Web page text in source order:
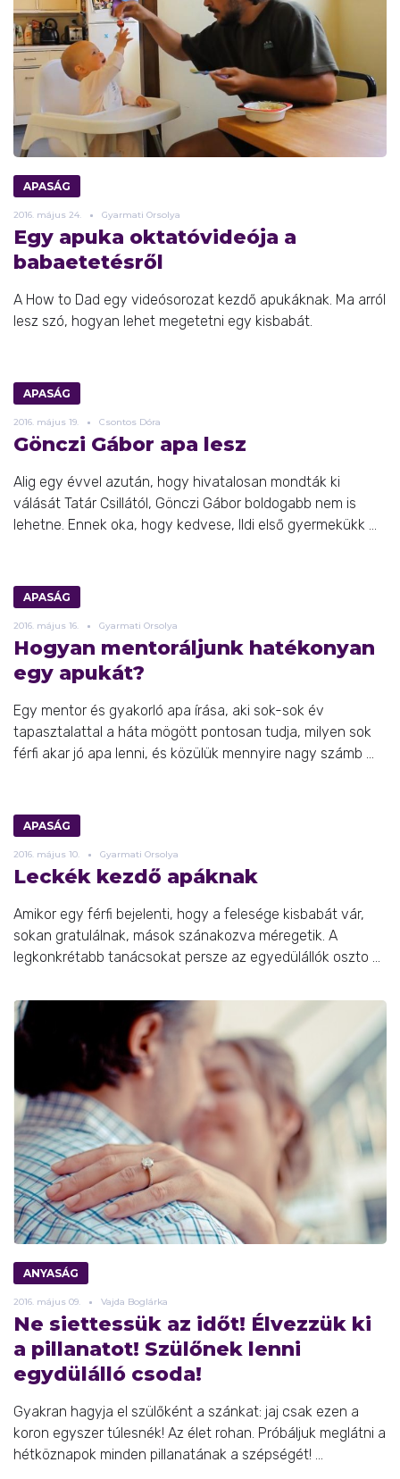
APASÁG
2016. május 24. Gyarmati Orsolya
Egy apuka oktatóvideója a
babaetetésről
A How to Dad egy videósorozat kezdő apukáknak. Ma arról
lesz szó, hogyan lehet megetetni egy kisbabát.
APASÁG
2016. május 19. Csontos Dóra
Gönczi Gábor apa lesz
Alig egy évvel azután, hogy hivatalosan mondták ki
válását Tatár Csillától, Gönczi Gábor boldogabb nem is
lehetne. Ennek oka, hogy kedvese, Ildi első gyermekükk ...
APASÁG
2016. május 16. Gyarmati Orsolya
Hogyan mentoráljunk hatékonyan
egy apukát?
Egy mentor és gyakorló apa írása, aki sok-sok év
tapasztalattal a háta mögött pontosan tudja, milyen sok
férfi akar jó apa lenni, és közülük mennyire nagy számb ...
APASÁG
2016. május 10. Gyarmati Orsolya
Leckék kezdő apáknak
Amikor egy férfi bejelenti, hogy a felesége kisbabát vár,
sokan gratulálnak, mások szánakozva méregetik. A
legkonkrétabb tanácsokat persze az egyedülállók oszto ...
ANYASÁG
2016. május 09. Vajda Boglárka
Ne siettessük az időt! Élvezzük ki
a pillanatot! Szülőnek lenni
egydülálló csoda!
Gyakran hagyja el szülőként a szánkat: jaj csak ezen a
koron egyszer túlesnék! Az élet rohan. Próbáljuk meglátni a
hétköznapok minden pillanatának a szépségét! ...